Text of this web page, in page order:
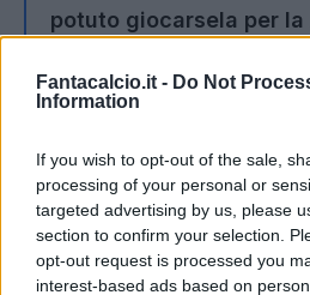
Fantacalcio.it - Do Not
Information
If you wish to opt-out of the sale,
processing of your personal or
targeted advertising by us, please
section to confirm your selection.
opt-out request is processed you
interest-based ads based on
potuto giocarsela per la
miei uomini erano
anche certificato per
una sola mia scelta
torneo. Ho compreso
costruire qualcosa
chiave? Lo scontro